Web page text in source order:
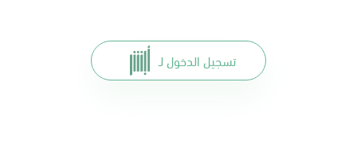
تسجيل الدخول لـ